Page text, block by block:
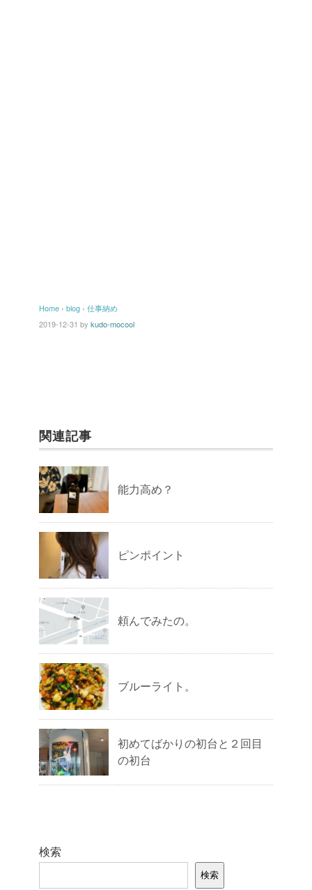
Home › blog › 仕事納め
2019-12-31 by kudo-mocool
関連記事
能力高め？
ピンポイント
頼んでみたの。
ブルーライト。
初めてばかりの初台と２回目
の初台
検索
検索